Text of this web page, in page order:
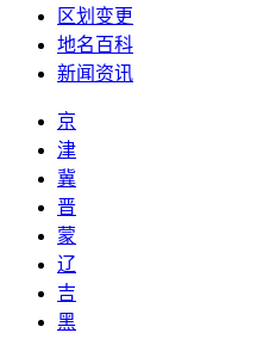
区划变更
地名百科
新闻资讯
京
津
冀
晋
蒙
辽
吉
黑